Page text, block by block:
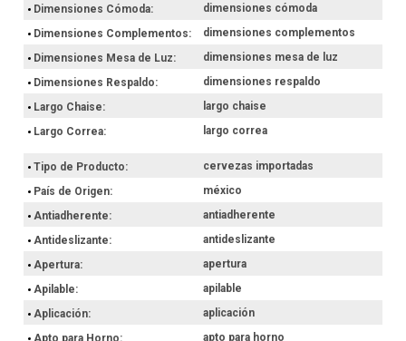
Dimensiones Cómoda
dimensiones cómoda
Dimensiones Complementos
dimensiones complementos
Dimensiones Mesa de Luz
dimensiones mesa de luz
Dimensiones Respaldo
dimensiones respaldo
Largo Chaise
largo chaise
Largo Correa
largo correa
Tipo de Producto
cervezas importadas
País de Origen
méxico
Antiadherente
antiadherente
Antideslizante
antideslizante
Apertura
apertura
Apilable
apilable
Aplicación
aplicación
Apto para Horno
apto para horno